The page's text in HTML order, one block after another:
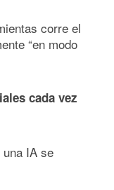
corre el
“en modo
cada vez
una IA se